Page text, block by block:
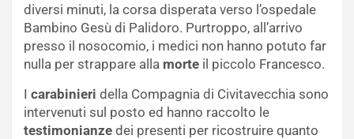
diversi minuti, la corsa disperata verso l’ospedale
Bambino Gesù di Palidoro. Purtroppo, all’arrivo
presso il nosocomio, i medici non hanno potuto far
nulla per strappare alla morte il piccolo Francesco.
I carabinieri della Compagnia di Civitavecchia sono
intervenuti sul posto ed hanno raccolto le
testimonianze dei presenti per ricostruire quanto